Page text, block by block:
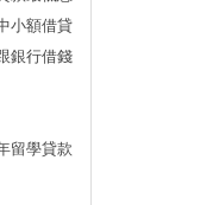
小額借貸
銀行借錢
留學貸款